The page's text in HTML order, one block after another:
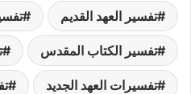
تفسير العهد القديم
تفسير الكتاب المقدس
تفسيرات العهد الجديد